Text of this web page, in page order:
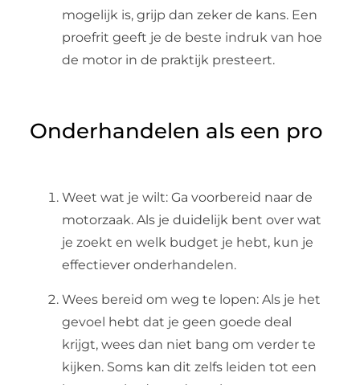
mogelijk is, grijp dan zeker de kans. Een
proefrit geeft je de beste indruk van hoe
de motor in de praktijk presteert.
Onderhandelen als een pro
Weet wat je wilt: Ga voorbereid naar de
motorzaak. Als je duidelijk bent over wat
je zoekt en welk budget je hebt, kun je
effectiever onderhandelen.
Wees bereid om weg te lopen: Als je het
gevoel hebt dat je geen goede deal
krijgt, wees dan niet bang om verder te
kijken. Soms kan dit zelfs leiden tot een